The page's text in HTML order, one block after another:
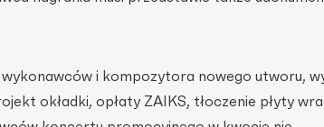
i kompozytora nowego utworu,
okładki, opłaty ZAIKS, tłoczenie płyty